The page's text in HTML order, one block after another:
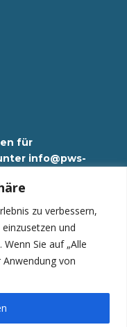
zu verbessern,
und
Sie auf „Alle
von
für
info@pws-